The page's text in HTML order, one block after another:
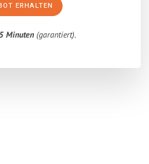
ERHALTEN
Minuten(garantiert).